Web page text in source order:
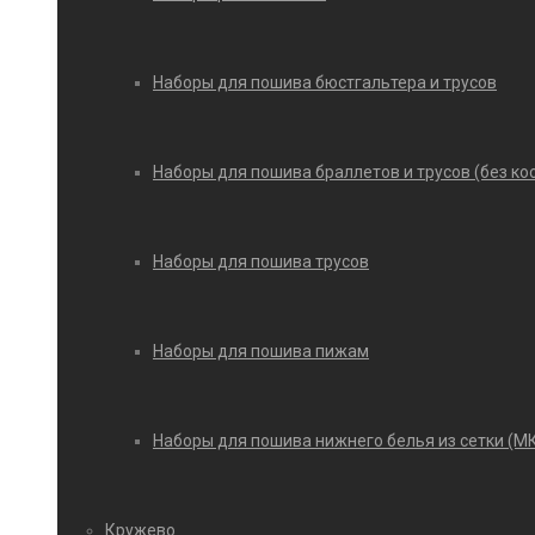
Наборы для пошива бюстгальтера и трусов
Наборы для пошива браллетов и трусов (без
Наборы для пошива трусов
Наборы для пошива пижам
Наборы для пошива нижнего белья из сетки
Кружево